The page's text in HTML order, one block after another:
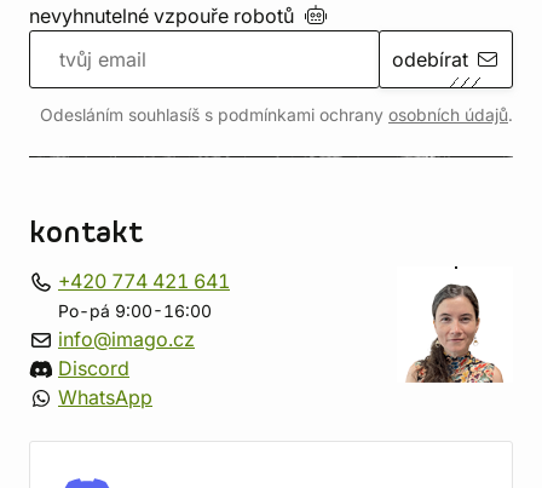
nevyhnutelné vzpouře robotů
odebírat
Odesláním souhlasíš s podmínkami ochrany osobních údajů.
kontakt
+420 774 421 641
Po-pá 9:00-16:00
info@imago.cz
Discord
WhatsApp